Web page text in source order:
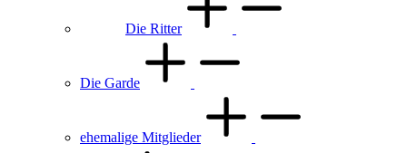
Die Ritter
Die Garde
ehemalige Mitglieder